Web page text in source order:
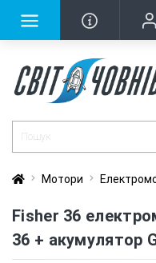
Мотори
Fisher 36
36 + акумулятор